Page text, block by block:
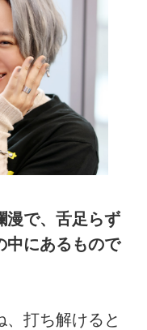
で、舌足らず
中にあるもので
打ち解けると